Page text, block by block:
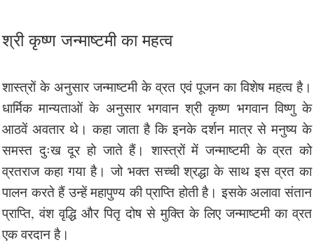
श्री कृष्ण जन्माष्टमी का महत्व
शास्त्रों के अनुसार जन्माष्टमी के व्रत एवं पूजन का विशेष महत्व है।
धार्मिक मान्यताओं के अनुसार भगवान श्री कृष्ण भगवान विष्णु के
आठवें अवतार थे। कहा जाता है कि इनके दर्शन मात्र से मनुष्य के
समस्त दुःख दूर हो जाते हैं। शास्त्रों में जन्माष्टमी के व्रत को
व्रतराज कहा गया है। जो भक्त सच्ची श्रद्धा के साथ इस व्रत का
पालन करते हैं उन्हें महापुण्य की प्राप्ति होती है। इसके अलावा संतान
प्राप्ति, वंश वृद्धि और पितृ दोष से मुक्ति के लिए जन्माष्टमी का व्रत
एक वरदान है।